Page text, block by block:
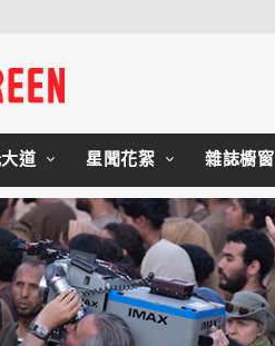
道 星聞花絮 雜誌櫥窗